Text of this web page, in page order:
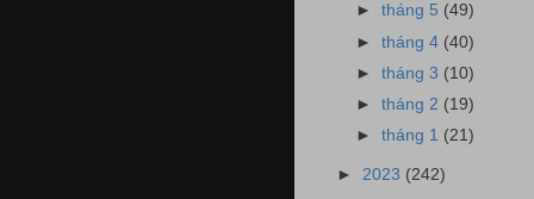
►tháng 5 (49)
►tháng 4 (40)
►tháng 3 (10)
►tháng 2 (19)
►tháng 1 (21)
► 2023 (242)